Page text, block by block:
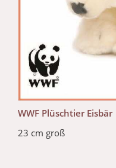
WWF Plüschtier Eisbär
23 cm groß